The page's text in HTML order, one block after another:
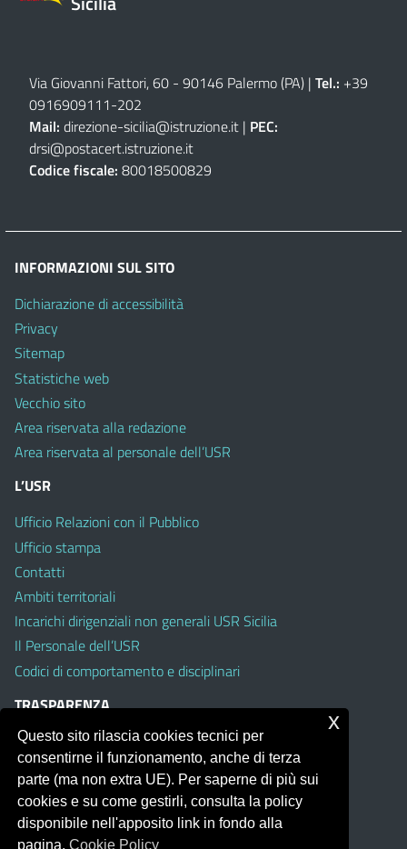
Via Giovanni Fattori, 60 - 90146 Palermo (PA) | Tel.: +39
0916909111-202
Mail: direzione-sicilia@istruzione.it | PEC:
drsi@postacert.istruzione.it
Codice fiscale: 80018500829
INFORMAZIONI SUL SITO
Dichiarazione di accessibilità
Privacy
Sitemap
Statistiche web
Vecchio sito
Area riservata alla redazione
Area riservata al personale dell’USR
L’USR
Ufficio Relazioni con il Pubblico
Ufficio stampa
Contatti
Ambiti territoriali
Incarichi dirigenziali non generali USR Sicilia
Il Personale dell’USR
Codici di comportamento e disciplinari
TRASPARENZA
Albo on line
Amministrazione Trasparente
Pubblici proclami
PTPCT per le Istituzioni scolastiche della Sicilia
Whistleblowing
Questo sito rilascia cookies tecnici per
consentirne il funzionamento, anche di terza
parte (ma non extra UE). Per saperne di più sui
cookies e su come gestirli, consulta la policy
disponibile nell'apposito link in fondo alla
pagina.Cookie Policy
x